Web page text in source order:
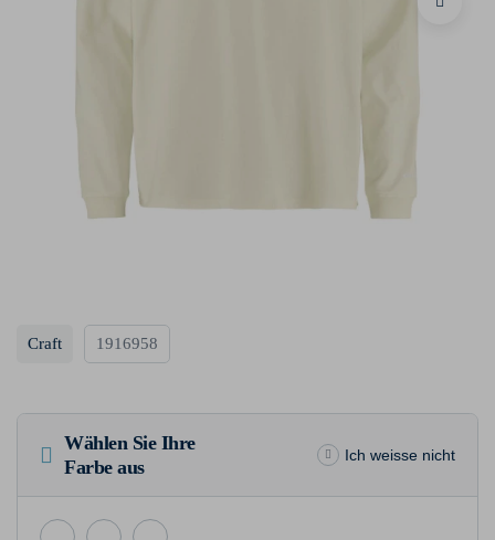
Craft 1916958
Wählen Sie Ihre
Farbe aus
Ich weisse nicht